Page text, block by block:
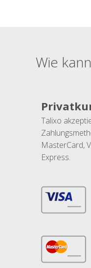
Wie
Talixo
MasterCard,
Express.